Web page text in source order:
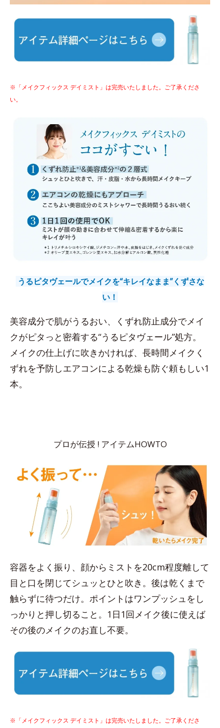
※「メイクフィックス デイミスト」は完売いたしました。ご了承くださ
い。
うるピタヴェールでメイクを“キレイなまま”くずさな
い！
美容成分で肌がうるおい、くずれ防止成分でメイ
クがピタっと密着する“うるピタヴェール”処方。
メイクの仕上げに吹きかければ、長時間メイクく
ずれを予防しエアコンによる乾燥も防ぐ頼もしい1
本。
プロが伝授 ! アイテムHOWTO
容器をよく振り、顔からミストを20cm程度離して
目と口を閉じてシュッとひと吹き。後は乾くまで
触らずに待つだけ。ポイントはワンプッシュをし
っかりと押し切ること。1日1回メイク後に使えば
その後のメイクのお直し不要。
※「メイクフィックス デイミスト」は完売いたしました。ご了承くださ